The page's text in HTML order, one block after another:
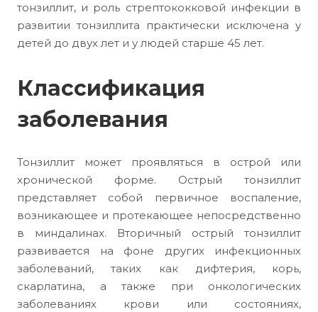
тонзиллит, и роль стрептококковой инфекции в
развитии тонзиллита практически исключена у
детей до двух лет и у людей старше 45 лет.
Классификация
заболевания
Тонзиллит может проявляться в острой или
хронической форме. Острый тонзиллит
представляет собой первичное воспаление,
возникающее и протекающее непосредственно
в миндалинах. Вторичный острый тонзиллит
развивается на фоне других инфекционных
заболеваний, таких как дифтерия, корь,
скарлатина, а также при онкологических
заболеваниях крови или состояниях,